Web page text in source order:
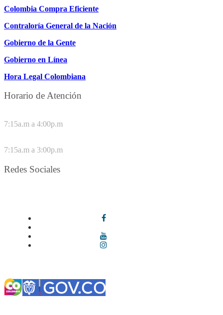
Colombia Compra Eficiente
Contraloría General de la Nación
Gobierno de la Gente
Gobierno en Línea
Hora Legal Colombiana
Horario de Atención
7:15a.m a 4:00p.m
7:15a.m a 3:00p.m
Redes Sociales